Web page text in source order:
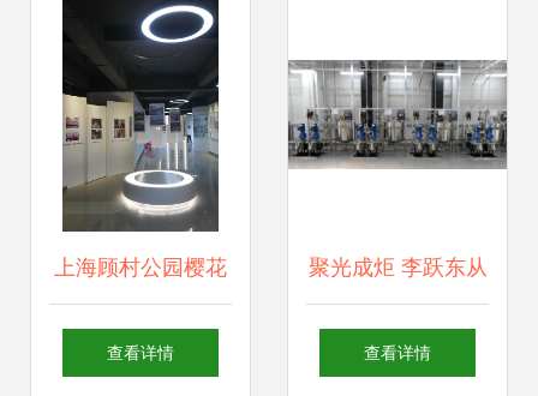
服务再升级
新模式
上海顾村公园樱花
文化艺术展示馆开
查看详情
聚光成炬 李跃东从
文化代理到场馆掌
查看详情